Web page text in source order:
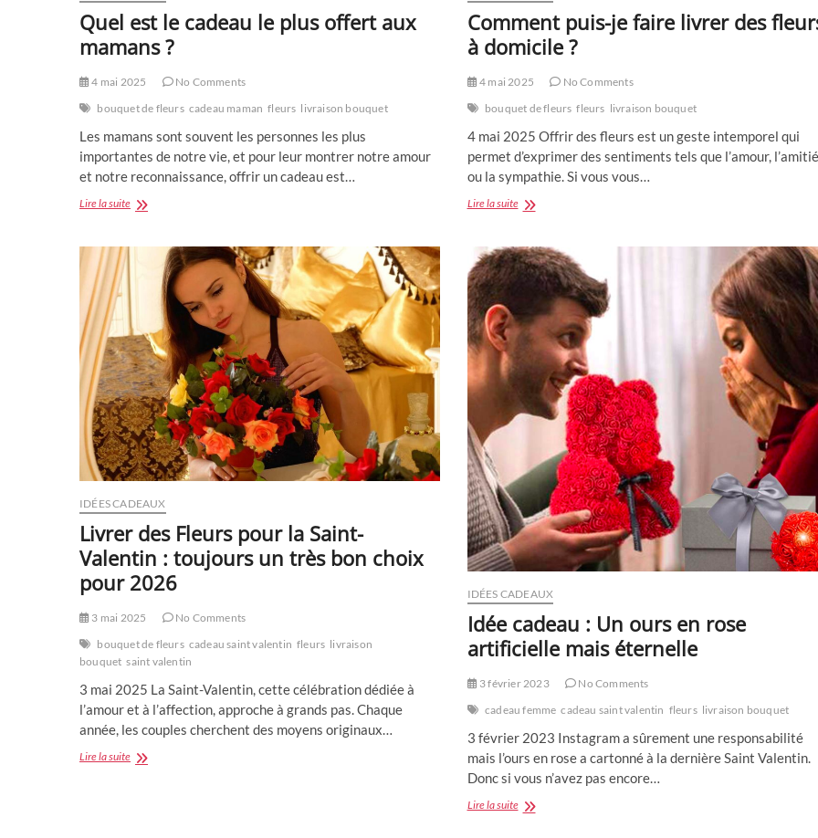
Quel est le cadeau le plus offert aux
mamans ?
4 mai 2025
No Comments
bouquet de fleurs cadeau maman fleurs livraison bouquet
Les mamans sont souvent les personnes les plus
importantes de notre vie, et pour leur montrer notre amour
et notre reconnaissance, offrir un cadeau est…
Lire la suiteQuel
aux
mamans
?
Comment puis-je faire livrer des
à domicile ?
4 mai 2025
No Comments
bouquet de fleurs fleurs livraison bouquet
4 mai 2025 Offrir des fleurs est un geste intemporel qui
permet d’exprimer des sentiments tels que l’amour, l’amitié
ou la sympathie. Si vous vous…
Lire la suiteComment
faire
livrer
à
domicile
IDÉES CADEAUX
Livrer des Fleurs pour la Saint-
Valentin : toujours un très bon choix
pour 2026
3 mai 2025
No Comments
bouquet de fleurs cadeau saint valentin fleurs livraison
bouquet saint valentin
3 mai 2025 La Saint-Valentin, cette célébration dédiée à
l’amour et à l’affection, approche à grands pas. Chaque
année, les couples cherchent des moyens originaux…
Lire la suiteLivrer
IDÉES CADEAUX
Idée cadeau : Un ours en rose
artificielle mais éternelle
3 février 2023
No Comments
cadeau femme cadeau saint valentin fleurs livraison bouquet
3 février 2023 Instagram a sûrement une responsabilité
mais l’ours en rose a cartonné à la dernière Saint Valentin.
Donc si vous n’avez pas encore…
Lire la suiteIdée